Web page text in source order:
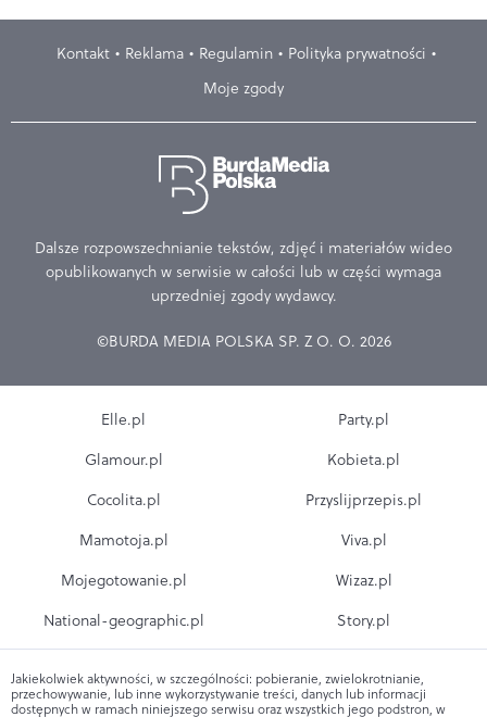
Kontakt Reklama Regulamin
Polityka prywatności
Moje zgody
Dalsze rozpowszechnianie tekstów, zdjęć i materiałów wideo
opublikowanych w serwisie w całości lub w części wymaga
uprzedniej zgody wydawcy.
©BURDA MEDIA POLSKA SP. Z O. O. 2026
Elle.pl
Glamour.pl
Cocolita.pl
Mamotoja.pl
Mojegotowanie.pl
National-geographic.pl
Party.pl
Kobieta.pl
Przyslijprzepis.pl
Viva.pl
Wizaz.pl
Story.pl
Jakiekolwiek aktywności, w szczególności: pobieranie, zwielokrotnianie,
przechowywanie, lub inne wykorzystywanie treści, danych lub informacji
dostępnych w ramach niniejszego serwisu oraz wszystkich jego podstron, w